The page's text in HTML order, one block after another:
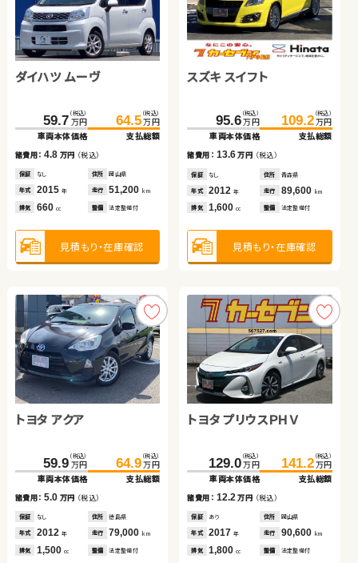
ダイハツ ムーヴ
59.7 （税込）
万円
車両本体価格
64.5 （税込）
万円
支払総額
諸費用：4.8 万円 （税込）
保証 なし 住所 岡山県
年式 2015 年 走行 51,200 km
排気 660 cc 整備 法定整備付
見積もり・在庫確認
スズキ スイフト
95.6 （税込）
万円
車両本体価格
109.2 （税込）
万円
支払総額
諸費用： 13.6万円 （税込）
保証 なし 住所 青森県
年式 2012年 走行 89,600 km
排気 1,600cc 整備 法定整備付
見積もり・在庫確認
トヨタ アクア
59.9 （税込）
万円
車両本体価格
64.9 （税込）
万円
支払総額
諸費用：5.0 万円 （税込）
保証 なし 住所 徳島県
年式 2012 年 走行 79,000 km
排気 1,500 cc 整備 法定整備付
トヨタ プリウスＰＨＶ
129.0 （税込）
万円
車両本体価格
141.2 （税込）
万円
支払総額
諸費用： 12.2万円 （税込）
保証 あり 住所 岡山県
年式 2017年 走行 90,600 km
排気 1,800cc 整備 法定整備付
トヨタ プリウス
48.9 （税込）
万円
車両本体価格
62.8 （税込）
万円
支払総額
諸費用：13.9万円（税込）
保証 あり 住所 埼玉県
年式 2013 年 走行 89,500 km
排気 1,800 整備 法定整備付
見積もり・在庫確認
スズキ ワゴンＲ
31.6 （税込）
万円
車両本体価格
39.8 （税込）
万円
支払総額
諸費用： 8.2万円（税込）
保証 あり 住所 青森県
年式 2015年 走行 100,200km
排気 660cc 整備 法定整備付
見積もり・在庫確認
トヨタ ヴェルファイア ハ
698.0 （税込）
万円
車両本体価格
707.7 （税込）
万円
支払総額
諸費用：9.7 万円 （税込）
保証 あり 住所 福岡県
年式 2025 年 走行 9,100km
排気 2,500 cc 整備 法定整備付
トヨタ アルファード ハイ
ブリッド
356.4万円
車両本体価格
諸費用：13.3万円 （税込）
保証 あり 住所 北海道
スズキ ジムニー
229.8万円
車両本体価格
236.0万円
支払総額
諸費用：6.2万円（税込）
年式 2025 年 走行 200km
排気 660cc 整備 法定整備付
見積もり・在庫確認
スズキ スイフト
169.8万円
車両本体価格
185.8万円
支払総額
諸費用：16.0万円（税込）
年式 2018年 走行 38,100km
1,400cc 整備 法定整備付
見積もり・在庫確認